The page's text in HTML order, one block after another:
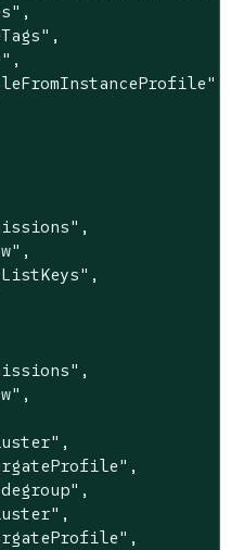
,
,
,
,
,
,
,
,
,
,
,
,
,